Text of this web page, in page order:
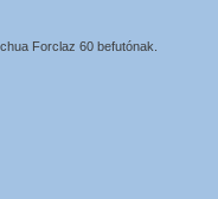
Forclaz 60 befutónak.